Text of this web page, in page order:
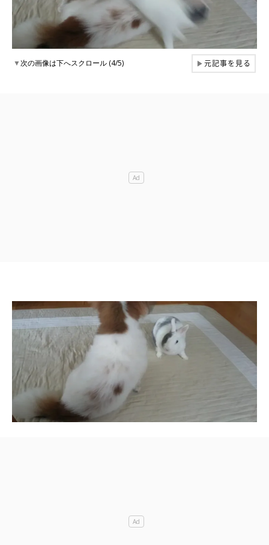
▼次の画像は下へスクロール (4/5) ▶元記事を見る